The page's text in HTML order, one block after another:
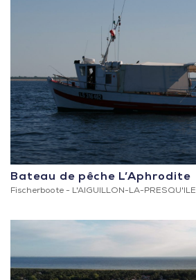
Bateau de pêche L’Aphrodite
Fischerboote - L'AIGUILLON-LA-PRESQU'ILE